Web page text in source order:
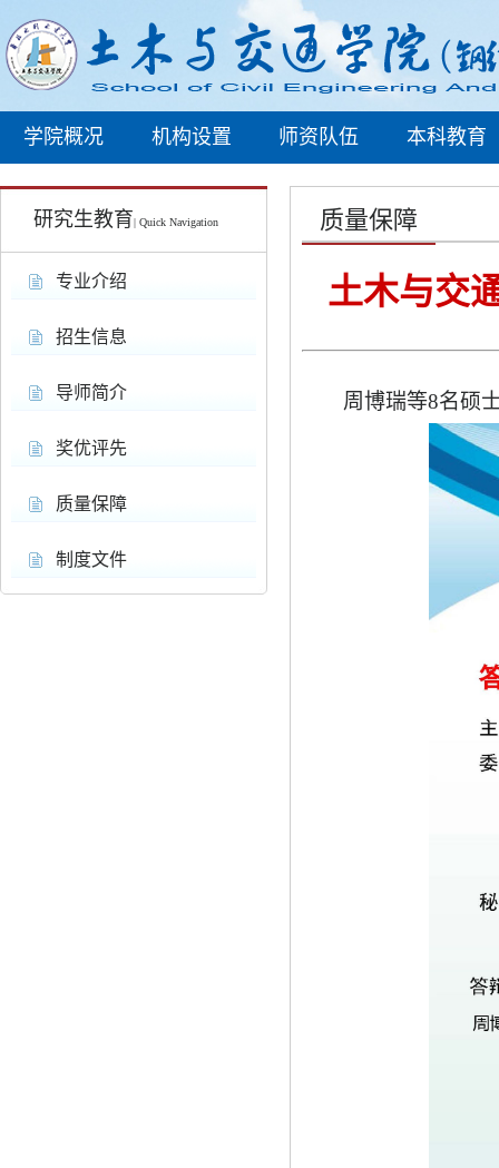
学院概况 机构设置 师资队伍 本科教育
研究生教育| Quick Navigation
专业介绍
招生信息
导师简介
奖优评先
质量保障
制度文件
质量保障
土木与交
周博瑞等8名硕